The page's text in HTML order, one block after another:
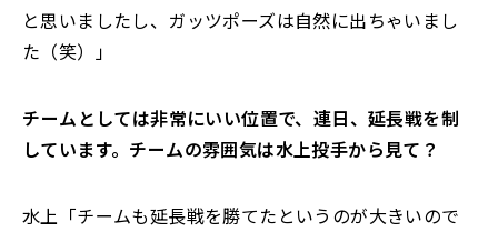
と思いましたし、ガッツポーズは自然に出ちゃいまし
た（笑）」
――チームとしては非常にいい位置で、連日、延長戦を制
しています。チームの雰囲気は水上投手から見て？
水上「チームも延長戦を勝てたというのが大きいので